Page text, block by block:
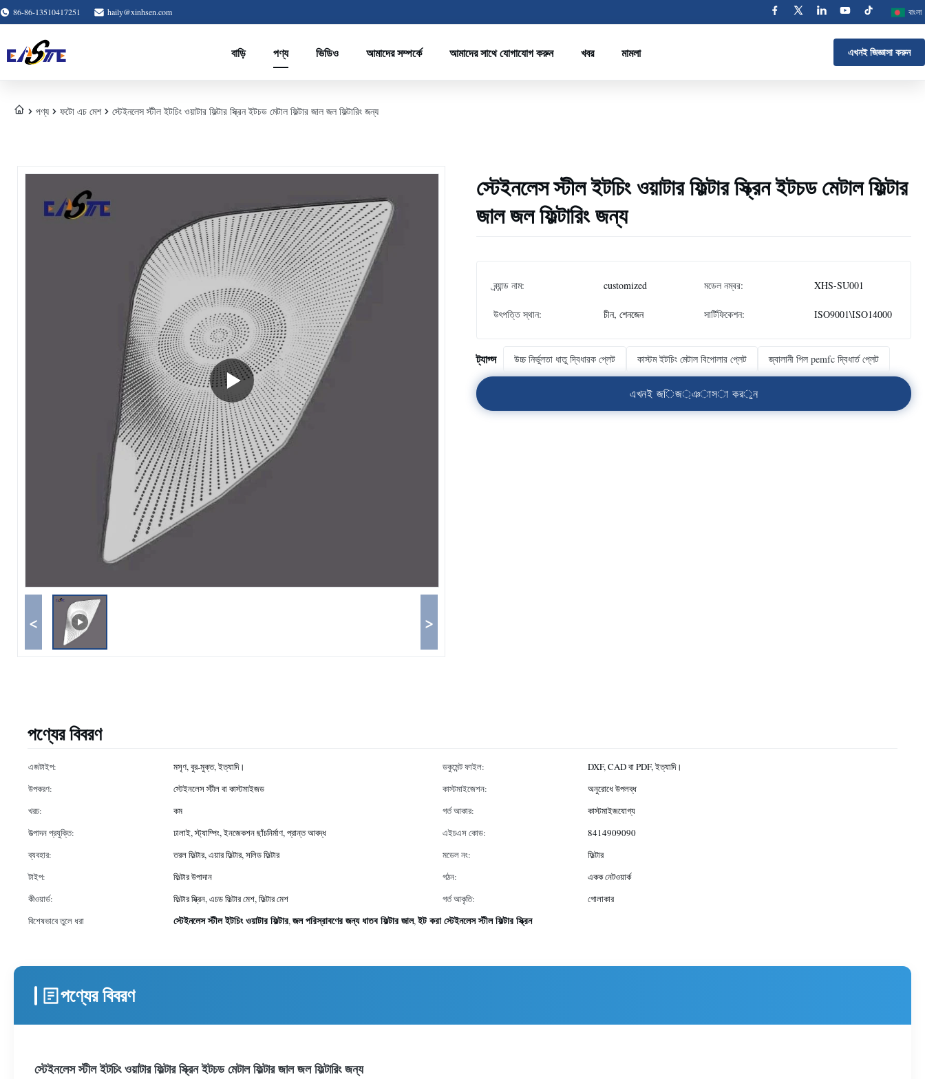
86-86-13510417251 haily@xinhsen.com বাংলা
বাড়ি পণ্য ভিডিও আমাদের সম্পর্কে আমাদের সাথে যোগাযোগ করুন খবর মামলা এখনই জিজ্ঞাসা করুন
পণ্য ফটো এচ মেশ স্টেইনলেস স্টীল ইটচিং ওয়াটার ফিল্টার স্ক্রিন ইটচড মেটাল ফিল্টার জাল জল ফিল্টারিং জন্য
< >
স্টেইনলেস স্টীল ইটচিং ওয়াটার ফিল্টার স্ক্রিন ইটচড মেটাল ফিল্টার
জাল জল ফিল্টারিং জন্য
ব্র্যান্ড নাম: customized মডেল নম্বর: XHS-SU001
উৎপত্তি স্থান: চীন, শেনজেন সার্টিফিকেশন: ISO9001\ISO14000
ট্যাগ্স উচ্চ নির্ভুলতা ধাতু দ্বিধারক প্লেট কাস্টম ইটচিং মেটাল বিপোলার প্লেট জ্বালানী পিল pemfc দ্বিধার্ত প্লেট
এখনই জিজ্ঞাসা করুন
পণ্যের বিবরণ
এজটাইপ: মসৃণ, বুর-মুক্ত, ইত্যাদি। ডকুমেন্ট ফাইল:
DXF, CAD বা PDF, ইত্যাদি।
উপকরণ:
স্টেইনলেস স্টীল বা কাস্টমাইজড কাস্টমাইজেশন:
অনুরোধে উপলব্ধ
খরচ:
কম গর্ত আকার:
কাস্টমাইজযোগ্য
উত্পাদন প্রযুক্তি:
ঢালাই, স্ট্যাম্পিং, ইনজেকশন ছাঁচনির্মাণ, প্রান্ত আবদ্ধ এইচএস কোড:
8414909090
ব্যবহার:
তরল ফিল্টার, এয়ার ফিল্টার, সলিড ফিল্টার মডেল নং:
ফিল্টার
টাইপ:
ফিল্টার উপাদান গঠন:
একক নেটওয়ার্ক
কীওয়ার্ড:
ফিল্টার স্ক্রিন, এচড ফিল্টার মেশ, ফিল্টার মেশ গর্ত আকৃতি:
গোলাকার
বিশেষভাবে তুলে ধরা
স্টেইনলেস স্টীল ইটচিং ওয়াটার ফিল্টার,জল পরিস্রাবণের জন্য ধাতব ফিল্টার জাল,ইট করা স্টেইনলেস স্টীল ফিল্টার স্ক্রিন
পণ্যের বিবরণ
স্টেইনলেস স্টীল ইটচিং ওয়াটার ফিল্টার স্ক্রিন ইটচড মেটাল ফিল্টার জাল জল ফিল্টারিং জন্য